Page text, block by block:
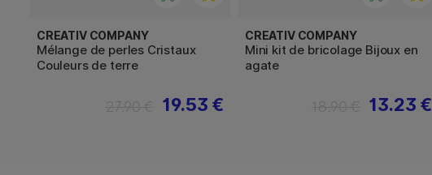
CREATIV COMPANY
Mélange de perles Cristaux
Couleurs de terre
19.53 €
CREATIV COMPANY
Mini kit de bricolage Bijoux en
agate
13.23 €